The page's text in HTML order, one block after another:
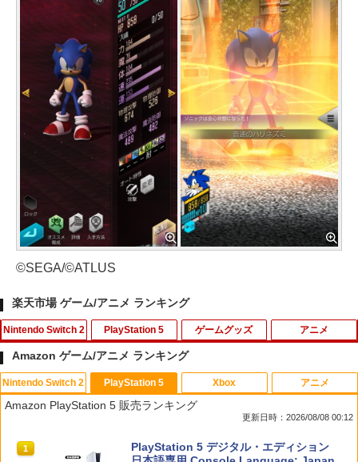
©SEGA/©ATLUS
楽天市場 ゲーム/アニメ ランキング
Nintendo Switch 2
1
【10%OFFクーポン配布中】【365日完
全保証】 Nintendo Switch2 保護フィル
ム 任天堂 Switch2 フィルム スイッチ2
ンチ 10H ガラスザムライ 液晶保護フィ
PlayStation 5
1
エイムアップリング FPS EVOgames 日
本製 天然ゴム 6個セット PS5 PS4 Switc
h プロコン PC コントローラー用 エイム
操作性向上 ゲーミング
ゲームグッズ アニメ
1
U.C.ガンダムBlu-rayライブラリーズ 機
動戦士ガンダム 逆襲のシャア【Blu-ra
￥3,344
Amazon ゲーム/アニメ ランキング
Nintendo Switch 2
1
スプラトゥーン レイダース|オンライン
PlayStation 5
Amazon PlayStation 5 販売ランキング
更新日時：2026/08/08 00:12
1
PlayStation 5 デジタル・エディション
Xbox アニメ